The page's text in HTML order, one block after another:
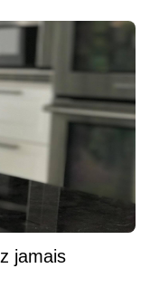
jamais